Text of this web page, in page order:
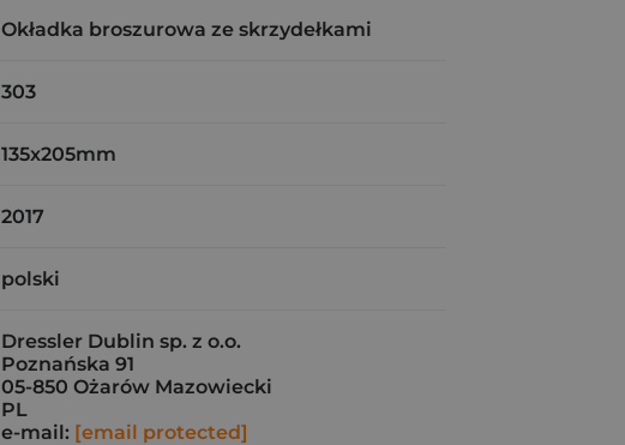
Okładka broszurowa ze skrzydełkami
303
135x205mm
2017
polski
Dressler Dublin sp. z o.o.
Poznańska 91
05-850 Ożarów Mazowiecki
PL
e-mail: [email protected]